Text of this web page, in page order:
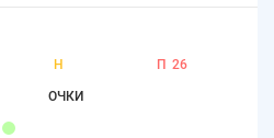
Н П 26
ОЧКИ